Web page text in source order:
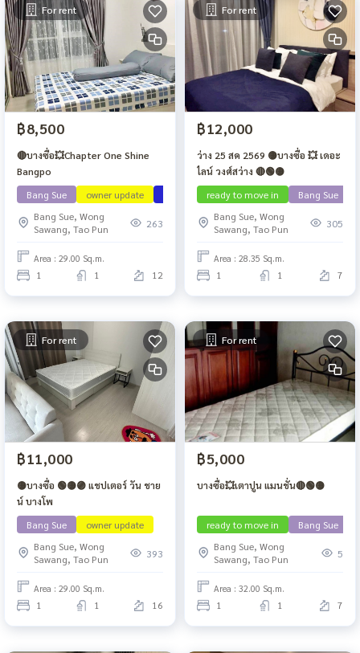
For rent
฿8,500
🔴บางซื่อ💥Chapter One Shine
Bangpo
Bang Sue
owner update
Bang Sue, Wong
Sawang, Tao Pun
263
Area : 29.00 Sq.m.
1 1 12
For rent
฿12,000
ว่าง 25 สค 2569 🟡บางซื่อ 💥 เดอะ
ไลน์ วงศ์สว่าง 🔴🟢🟡
ready to move in
Bang Sue
Bang Sue, Wong
Sawang, Tao Pun
305
Area : 28.35 Sq.m.
1 1 7
For rent
฿11,000
🟡บางซื่อ 🟢🟡🟣 แชปเตอร์ วัน ชาย
น์ บางโพ
Bang Sue
owner update
Bang Sue, Wong
Sawang, Tao Pun
393
Area : 29.00 Sq.m.
1 1 16
For rent
฿5,000
บางซื่อ💥เตาปูน แมนชั่น🔴🟢🟡
ready to move in
Bang Sue
Bang Sue, Wong
Sawang, Tao Pun
5
Area : 32.00 Sq.m.
1 1 7